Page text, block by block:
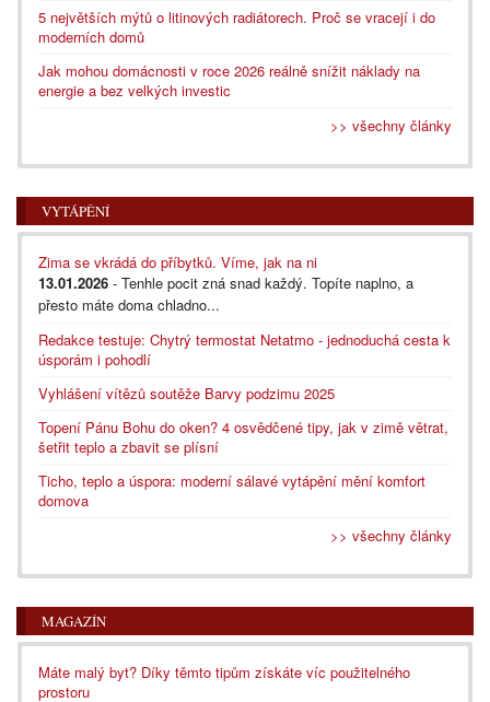
5 největších mýtů o litinových radiátorech. Proč se vracejí i do
moderních domů
Jak mohou domácnosti v roce 2026 reálně snížit náklady na
energie a bez velkých investic
>> všechny články
VYTÁPĚNÍ
Zima se vkrádá do příbytků. Víme, jak na ni
13.01.2026 - Tenhle pocit zná snad každý. Topíte naplno, a
přesto máte doma chladno...
Redakce testuje: Chytrý termostat Netatmo - jednoduchá cesta k
úsporám i pohodlí
Vyhlášení vítězů soutěže Barvy podzimu 2025
Topení Pánu Bohu do oken? 4 osvědčené tipy, jak v zimě větrat,
šetřit teplo a zbavit se plísní
Ticho, teplo a úspora: moderní sálavé vytápění mění komfort
domova
>> všechny články
MAGAZÍN
Máte malý byt? Díky těmto tipům získáte víc použitelného
prostoru